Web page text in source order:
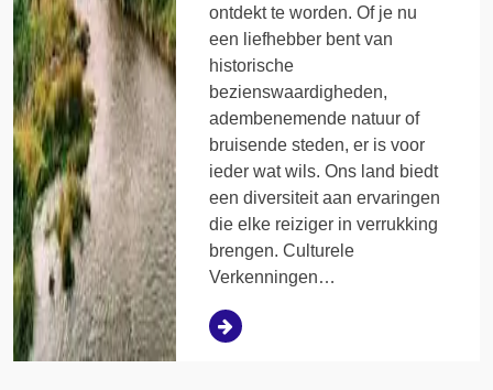
ontdekt te worden. Of je nu
een liefhebber bent van
historische
bezienswaardigheden,
adembenemende natuur of
bruisende steden, er is voor
ieder wat wils. Ons land biedt
een diversiteit aan ervaringen
die elke reiziger in verrukking
brengen. Culturele
Verkenningen…